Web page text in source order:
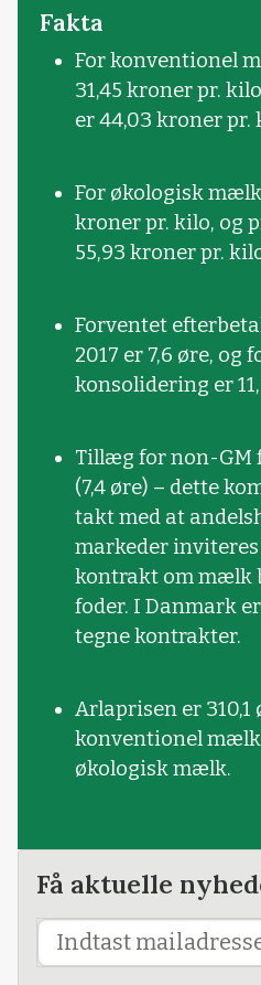
Fakta
For konventionel
31,45 kroner pr.
er 44,03 kroner pr.
For økologisk
kroner pr. kilo, og
55,93 kroner pr.
Forventet
2017 er 7,6 øre, og
konsolidering er
Tillæg for non-GM
(7,4 øre) – dette
takt med at
markeder
kontrakt om mælk
foder. I Danmark
tegne kontrakter.
Arlaprisen er 310,1
konventionel mælk
økologisk mælk.
Få aktuelle